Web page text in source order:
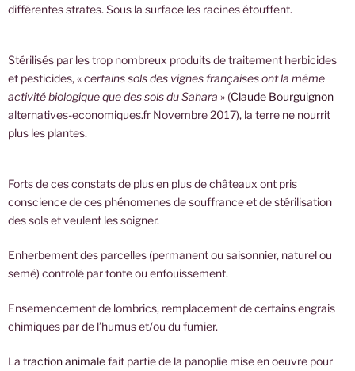
différentes strates. Sous la surface les racines étouffent.
Stérilisés par les trop nombreux produits de traitement herbicides
et pesticides, «certains sols des vignes françaises ont la même
activité biologique que des sols du Sahara » (Claude Bourguignon
alternatives-economiques.fr Novembre 2017), la terre ne nourrit
plus les plantes.
Forts de ces constats de plus en plus de châteaux ont pris
conscience de ces phénomenes de souffrance et de stérilisation
des sols et veulent les soigner.
Enherbement des parcelles (permanent ou saisonnier, naturel ou
semé) controlé par tonte ou enfouissement.
Ensemencement de lombrics, remplacement de certains engrais
chimiques par de l’humus et/ou du fumier.
La traction animalefait partie de la panoplie mise en oeuvre pour